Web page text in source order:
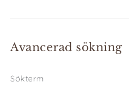
Avancerad sökning
Sökterm